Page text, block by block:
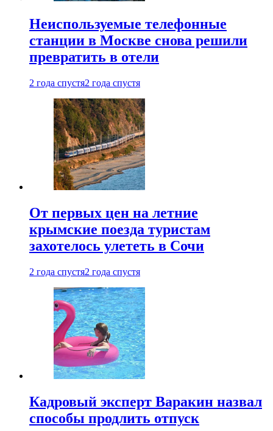
Неиспользуемые телефонные
станции в Москве снова решили
превратить в отели
2 года спустя2 года спустя
От первых цен на летние
крымские поезда туристам
захотелось улететь в Сочи
2 года спустя2 года спустя
Кадровый эксперт Варакин назвал
способы продлить отпуск